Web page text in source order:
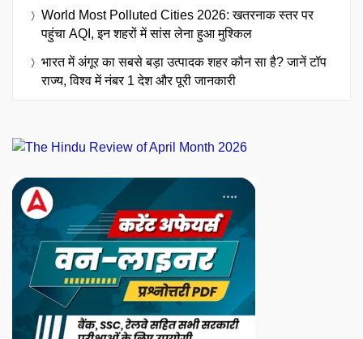
World Most Polluted Cities 2026: खतरनाक स्तर पर
पहुंचा AQI, इन शहरों में सांस लेना हुआ मुश्किल
भारत में अंगूर का सबसे बड़ा उत्पादक शहर कौन सा है? जानें टॉप
राज्य, विश्व में नंबर 1 देश और पूरी जानकारी